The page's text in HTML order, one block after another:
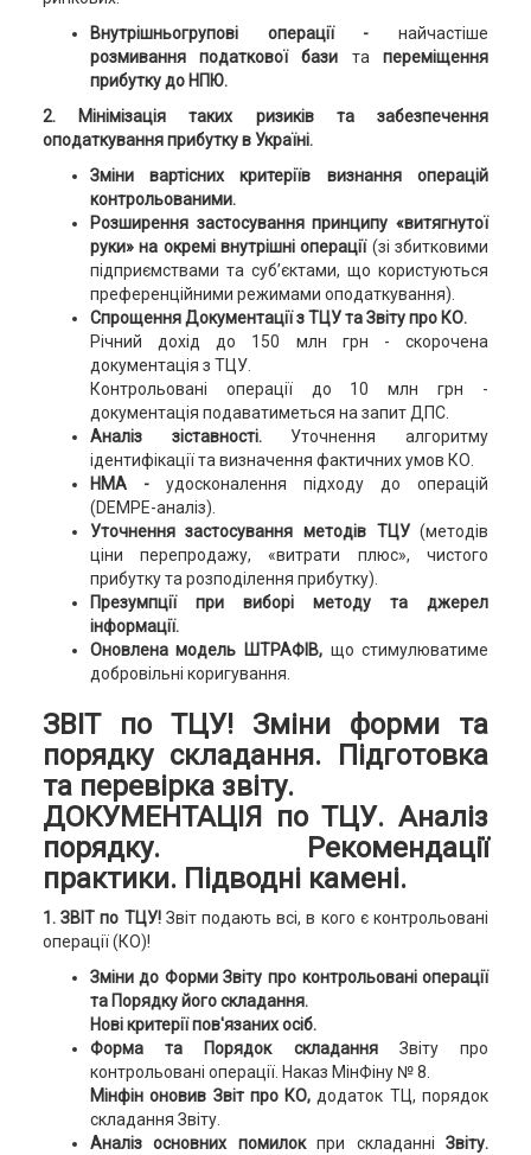
Внутрішньогрупові операції - найчастіше
розмивання податкової бази тапереміщення
прибутку до НПЮ.
2. Мінімізація таких ризиків та забезпечення
оподаткування прибутку в Україні.
Зміни вартісних критеріїв визнання операцій
контрольованими.
Розширення застосування принципу «витягнутої
руки» на окремі внутрішні операції (зі збитковими
підприємствами та суб’єктами, що користуються
преференційними режимами оподаткування).
Спрощення Документації з ТЦУ та Звіту про КО.
Річний дохід до 150 млн грн - скорочена
документація з ТЦУ.
Контрольовані операції до 10 млн грн -
документація подаватиметься на запит ДПС.
Аналіз зіставності. Уточнення алгоритму
ідентифікації та визначення фактичних умов КО.
НМА - удосконалення підходу до операцій
(DEMPE-аналіз).
Уточнення застосування методів ТЦУ(методів
ціни перепродажу, «витрати плюс», чистого
прибутку та розподілення прибутку).
Презумпції при виборі методу та джерел
інформації.
Оновлена модель ШТРАФІВ, що стимулюватиме
добровільні коригування.
ЗВІТ по ТЦУ! Зміни форми та
порядку складання. Підготовка
та перевірка звіту.
ДОКУМЕНТАЦІЯ по ТЦУ. Аналіз
порядку. Рекомендації
практики. Підводні камені.
1. ЗВІТ по ТЦУ! Звіт подають всі, в кого є контрольовані
операції (КО)!
Зміни до Форми Звіту про контрольовані операції
та Порядку його складання.
Нові критерії пов'язаних осіб.
Форма та Порядок складання Звіту про
контрольовані операції. Наказ МінФіну № 8.
Мінфін оновив Звіт про КО,додаток ТЦ, порядок
складання Звіту.
Аналіз основних помилокпри складанні Звіту.